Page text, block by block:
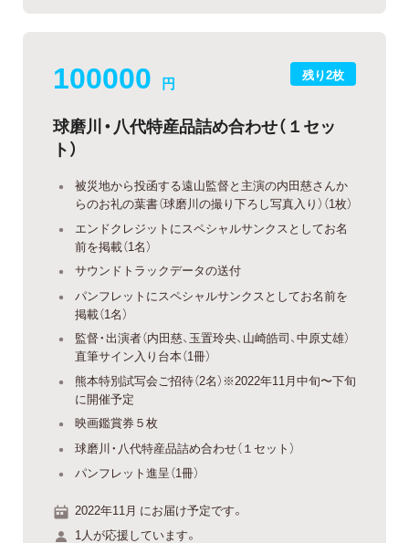
残り2枚
100000 円
球磨川・八代特産品詰め合わせ（１セッ
ト）
被災地から投函する遠山監督と主演の内田慈さんか
らのお礼の葉書（球磨川の撮り下ろし写真入り）（1枚）
エンドクレジットにスペシャルサンクスとしてお名
前を掲載（1名）
サウンドトラックデータの送付
パンフレットにスペシャルサンクスとしてお名前を
掲載（1名）
監督・出演者（内田慈、玉置玲央、山崎皓司、中原丈雄）
直筆サイン入り台本（1冊）
熊本特別試写会ご招待（2名）※2022年11月中旬〜下旬
に開催予定
映画鑑賞券５枚
球磨川・八代特産品詰め合わせ（１セット）
パンフレット進呈（1冊）
2022年11月 にお届け予定です。
1人が応援しています。